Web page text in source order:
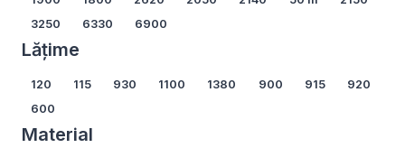
3250
6330 6900
Lățime
Lățime
120 115 930 1100 1380 900 915
920
600
Material